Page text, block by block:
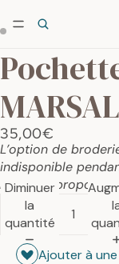
35,00€
L’option de
indisponible
nouveau proposée
Diminuer
la
quantité
Ajouter à